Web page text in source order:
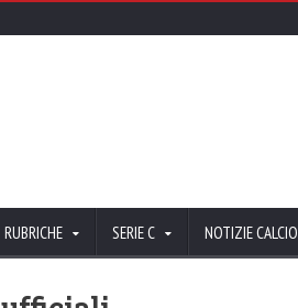
RUBRICHE SERIE C NOTIZIE CALCIO